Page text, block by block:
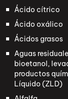
Ácido cítrico
Ácido oxálico
Ácidos grasos
Aguas
bioetanol,
productos
Líquido (ZLD)